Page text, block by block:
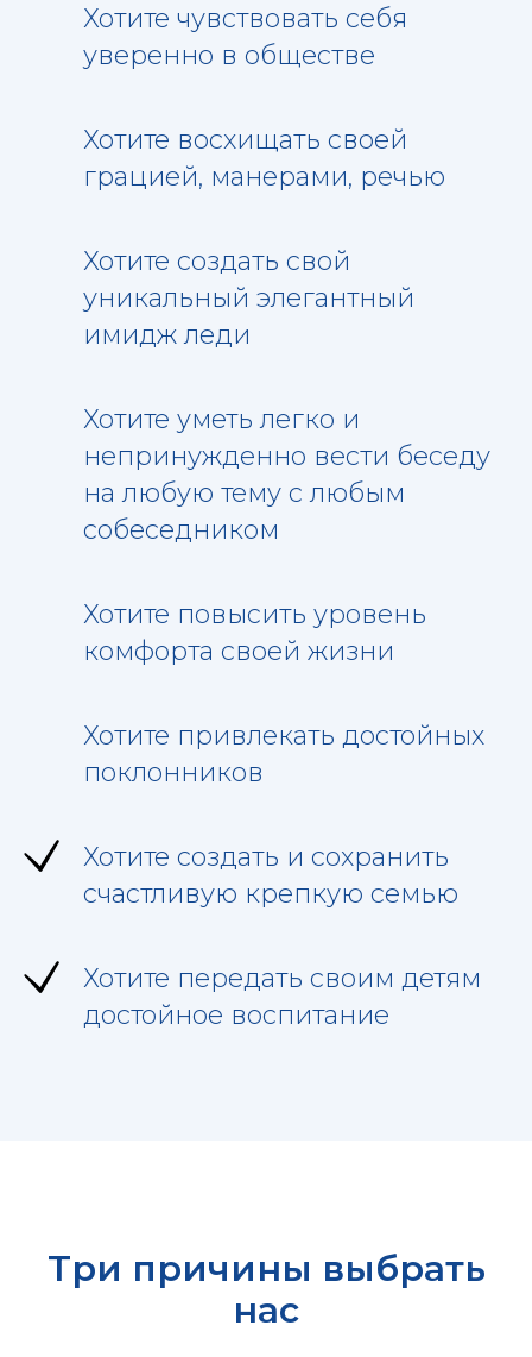
Хотите чувствовать себя
уверенно в обществе
Хотите восхищать своей
грацией, манерами, речью
Хотите создать свой
уникальный элегантный
имидж леди
Хотите уметь легко и
непринужденно вести беседу
на любую тему с любым
собеседником
Хотите повысить уровень
комфорта своей жизни
Хотите привлекать достойных
поклонников
Хотите создать и сохранить
счастливую крепкую семью
Хотите передать своим детям
достойное воспитание
Три причины выбрать
нас